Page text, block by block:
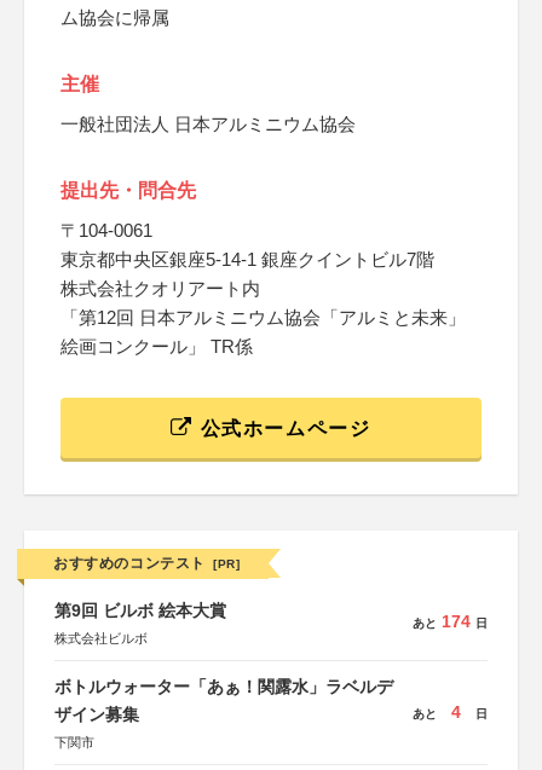
ム協会に帰属
主催
一般社団法人 日本アルミニウム協会
提出先・問合先
〒104-0061
東京都中央区銀座5-14-1 銀座クイントビル7階
株式会社クオリアート内
「第12回 日本アルミニウム協会「アルミと未来」
絵画コンクール」 TR係
公式ホームページ
おすすめのコンテスト [PR]
第9回 ビルボ 絵本大賞
株式会社ビルボ
あと 174 日
ボトルウォーター「あぁ！関露水」ラベルデ
ザイン募集
下関市
あと 4 日